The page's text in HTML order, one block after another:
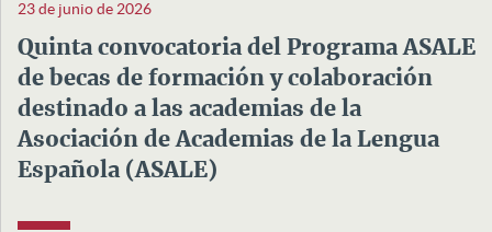
23 de junio de 2026
Quinta convocatoria del Programa ASALE
de becas de formación y colaboración
destinado a las academias de la
Asociación de Academias de la Lengua
Española (ASALE)